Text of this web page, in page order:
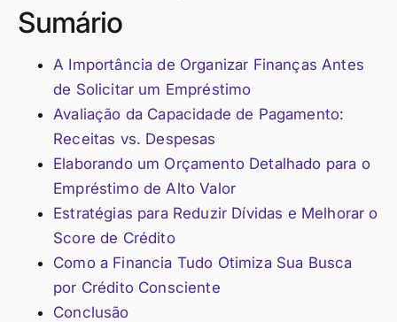
Sumário
A Importância de Organizar Finanças Antes
de Solicitar um Empréstimo
Avaliação da Capacidade de Pagamento:
Receitas vs. Despesas
Elaborando um Orçamento Detalhado para o
Empréstimo de Alto Valor
Estratégias para Reduzir Dívidas e Melhorar o
Score de Crédito
Como a Financia Tudo Otimiza Sua Busca
por Crédito Consciente
Conclusão